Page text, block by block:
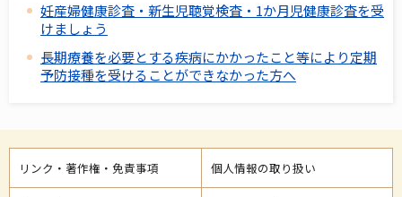
妊産婦健康診査・新生児聴覚検査・1か月児健康診査を受
けましょう
長期療養を必要とする疾病にかかったこと等により定期
予防接種を受けることができなかった方へ
リンク・著作権・免責事項 個人情報の取り扱い